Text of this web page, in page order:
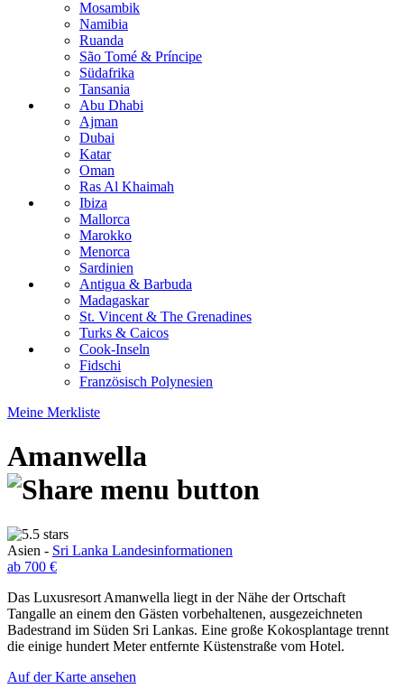
Mosambik
Namibia
Ruanda
São Tomé & Príncipe
Südafrika
Tansania
Abu Dhabi
Ajman
Dubai
Katar
Oman
Ras Al Khaimah
Ibiza
Mallorca
Marokko
Menorca
Sardinien
Antigua & Barbuda
Madagaskar
St. Vincent & The Grenadines
Turks & Caicos
Cook-Inseln
Fidschi
Französisch Polynesien
Meine Merkliste
Amanwella
Asien - Sri Lanka Landesinformationen
ab 700 €
Das Luxusresort Amanwella liegt in der Nähe der Ortschaft
Tangalle an einem den Gästen vorbehaltenen, ausgezeichneten
Badestrand im Süden Sri Lankas. Eine große Kokosplantage trennt
die einige hundert Meter entfernte Küstenstraße vom Hotel.
Auf der Karte ansehen